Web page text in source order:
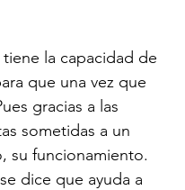
la capacidad de
que una vez que
gracias a las
sometidas a un
su funcionamiento.
dice que ayuda a